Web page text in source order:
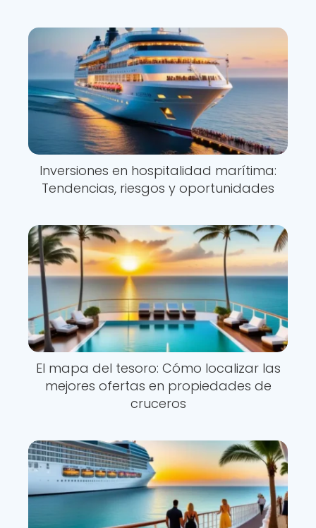
Inversiones en hospitalidad marítima:
Tendencias, riesgos y oportunidades
El mapa del tesoro: Cómo localizar las
mejores ofertas en propiedades de
cruceros